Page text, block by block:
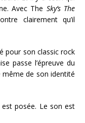
Avec The Sky’s The
clairement qu’il
pour son classic rock
passe l’épreuve du
même de son identité
est posée. Le son est